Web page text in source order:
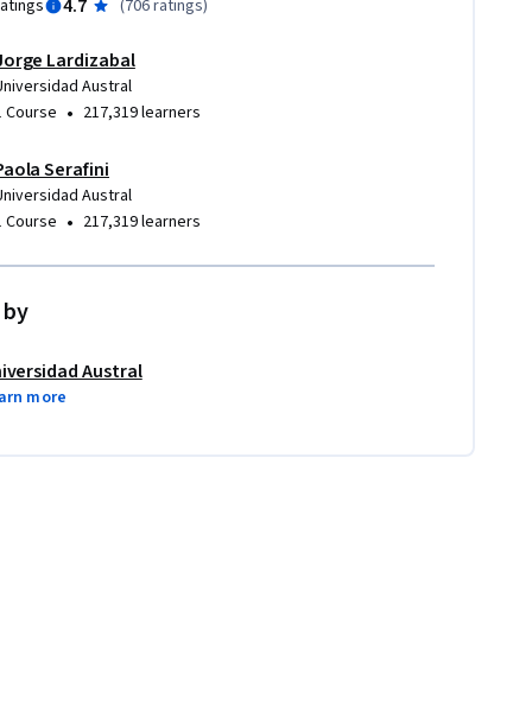
4.7 (706 ratings)
Lardizabal
Austral
Course • 217,319 learners
Serafini
Austral
Course • 217,319 learners
Austral
more